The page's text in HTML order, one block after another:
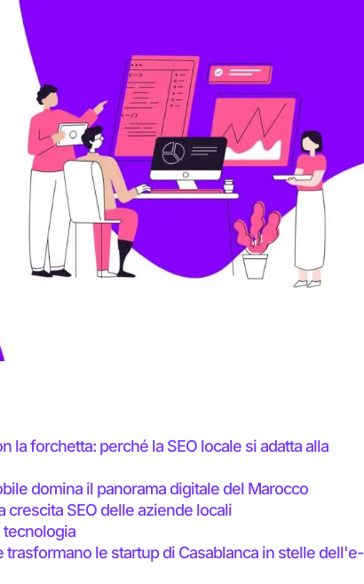
la forchetta: perché la SEO locale si adatta alla
domina il panorama digitale del Marocco
crescita SEO delle aziende locali
tecnologia
trasformano le startup di Casablanca in stelle dell'e-